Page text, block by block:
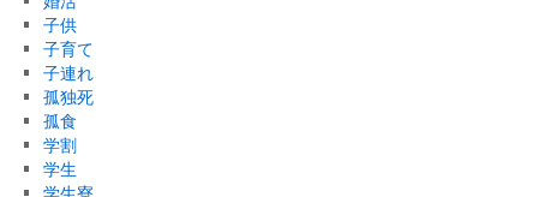
子供
子育て
子連れ
孤独死
孤食
学割
学生